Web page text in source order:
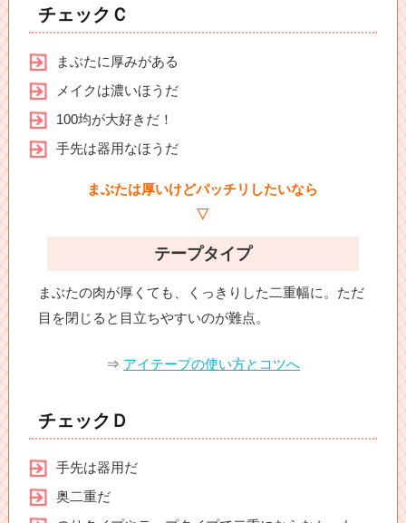
チェックＣ
まぶたに厚みがある
メイクは濃いほうだ
100均が大好きだ！
手先は器用なほうだ
まぶたは厚いけどパッチリしたいなら
▽
テープタイプ
まぶたの肉が厚くても、くっきりした二重幅に。ただ
目を閉じると目立ちやすいのが難点。
⇒ アイテープの使い方とコツへ
チェックＤ
手先は器用だ
奥二重だ